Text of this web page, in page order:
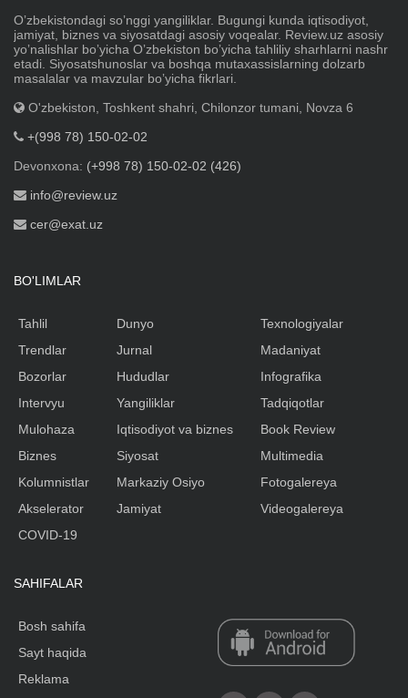
Oʼzbekistondagi soʼnggi yangiliklar. Bugungi kunda iqtisodiyot,
jamiyat, biznes va siyosatdagi asosiy voqealar. Review.uz asosiy
yoʼnalishlar boʼyicha Oʼzbekiston boʼyicha tahliliy sharhlarni nashr
etadi. Siyosatshunoslar va boshqa mutaxassislarning dolzarb
masalalar va mavzular boʼyicha fikrlari.
O'zbekiston, Toshkent shahri, Chilonzor tumani, Novza 6
+(998 78) 150-02-02
Devonxona: (+998 78) 150-02-02 (426)
info@review.uz
cer@exat.uz
BO'LIMLAR
Tahlil
Trendlar
Bozorlar
Intervyu
Mulohaza
Biznes
Kolumnistlar
Akselerator
Dunyo
Jurnal
Hududlar
Yangiliklar
Iqtisodiyot va biznes
Siyosat
Markaziy Osiyo
Jamiyat
Texnologiyalar
Madaniyat
Infografika
Tadqiqotlar
Book Review
Multimedia
Fotogalereya
Videogalereya
COVID-19
SAHIFALAR
Bosh sahifa
Sayt haqida
Reklama